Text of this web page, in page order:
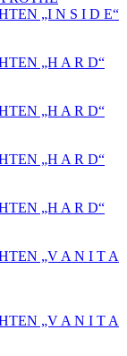
„I N S I D E“
„H A R D“
„H A R D“
„H A R D“
„H A R D“
„V A N I T A
„V A N I T A